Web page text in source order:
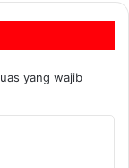
yang wajib